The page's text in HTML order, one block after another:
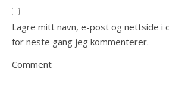
Lagre mitt navn, e-post og nettside i
for neste gang jeg kommenterer.
Comment